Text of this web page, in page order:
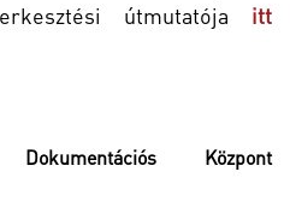
útmutatója itt
Központ